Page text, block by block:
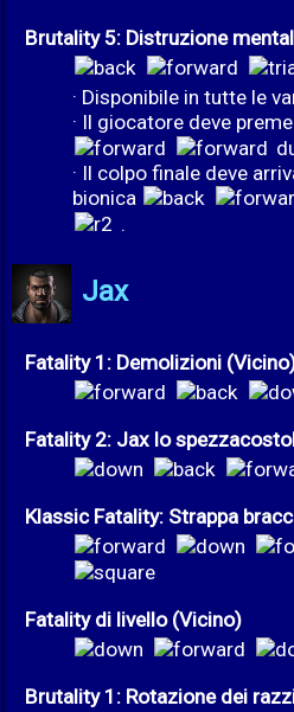
Brutality 5: Distruzione
· Disponibile in tutte le
· Il giocatore deve
· Il colpo finale deve
bionica
.
Jax
Fatality 1: Demolizioni
Fatality 2: Jax lo
Klassic Fatality: Strappa
Fatality di livello (Vicino)
Brutality 1: Rotazione dei